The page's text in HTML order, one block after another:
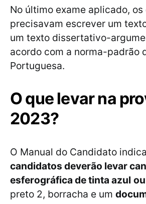
No último exame aplicado,
precisavam escrever um
um texto dissertativo-
acordo com a norma-padrão
Portuguesa.
O que levar na
2023?
O Manual do Candidato
candidatos deverão levar
esferográfica de tinta azul
preto 2, borracha e um